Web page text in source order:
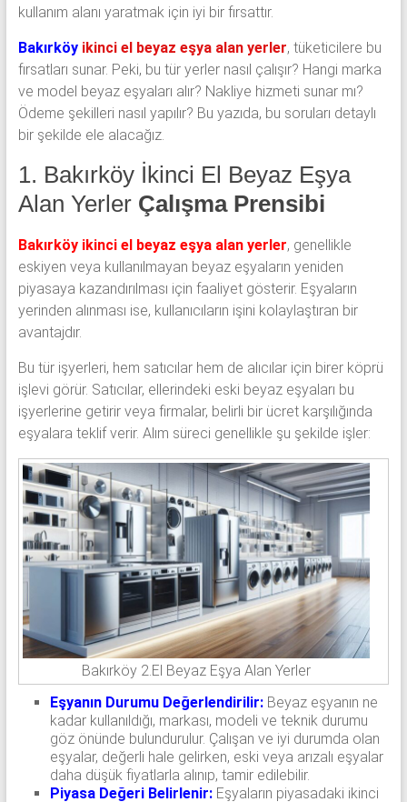
kullanım alanı yaratmak için iyi bir fırsattır.
Bakırköy ikinci el beyaz eşya alan yerler, tüketicilere bu
fırsatları sunar. Peki, bu tür yerler nasıl çalışır? Hangi marka
ve model beyaz eşyaları alır? Nakliye hizmeti sunar mı?
Ödeme şekilleri nasıl yapılır? Bu yazıda, bu soruları detaylı
bir şekilde ele alacağız.
1. Bakırköy İkinci El Beyaz Eşya
Alan YerlerÇalışma Prensibi
Bakırköy ikinci el beyaz eşya alan yerler, genellikle
eskiyen veya kullanılmayan beyaz eşyaların yeniden
piyasaya kazandırılması için faaliyet gösterir. Eşyaların
yerinden alınması ise, kullanıcıların işini kolaylaştıran bir
avantajdır.
Bu tür işyerleri, hem satıcılar hem de alıcılar için birer köprü
işlevi görür. Satıcılar, ellerindeki eski beyaz eşyaları bu
işyerlerine getirir veya firmalar, belirli bir ücret karşılığında
eşyalara teklif verir. Alım süreci genellikle şu şekilde işler:
Bakırköy 2.El Beyaz Eşya Alan Yerler
Eşyanın Durumu Değerlendirilir:Beyaz eşyanın ne
kadar kullanıldığı, markası, modeli ve teknik durumu
göz önünde bulundurulur. Çalışan ve iyi durumda olan
eşyalar, değerli hale gelirken, eski veya arızalı eşyalar
daha düşük fiyatlarla alınıp, tamir edilebilir.
Piyasa Değeri Belirlenir:Eşyaların piyasadaki ikinci